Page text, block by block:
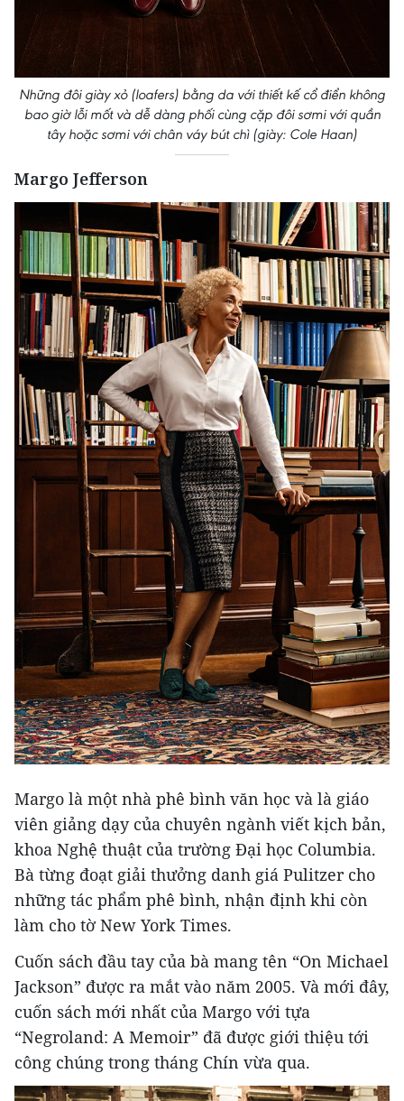
Những đôi giày xỏ (loafers) bằng da với thiết kế cổ điển không
bao giờ lỗi mốt và dễ dàng phối cùng cặp đôi sơmi với quần
tây hoặc sơmi với chân váy bút chì (giày: Cole Haan)
Margo Jefferson
Margo là một nhà phê bình văn học và là giáo
viên giảng dạy của chuyên ngành viết kịch bản,
khoa Nghệ thuật của trường Đại học Columbia.
Bà từng đoạt giải thưởng danh giá Pulitzer cho
những tác phẩm phê bình, nhận định khi còn
làm cho tờ New York Times.
Cuốn sách đầu tay của bà mang tên “On Michael
Jackson” được ra mắt vào năm 2005. Và mới đây,
cuốn sách mới nhất của Margo với tựa
“Negroland: A Memoir” đã được giới thiệu tới
công chúng trong tháng Chín vừa qua.